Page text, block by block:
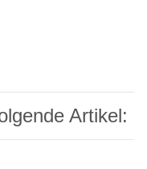
Artikel: